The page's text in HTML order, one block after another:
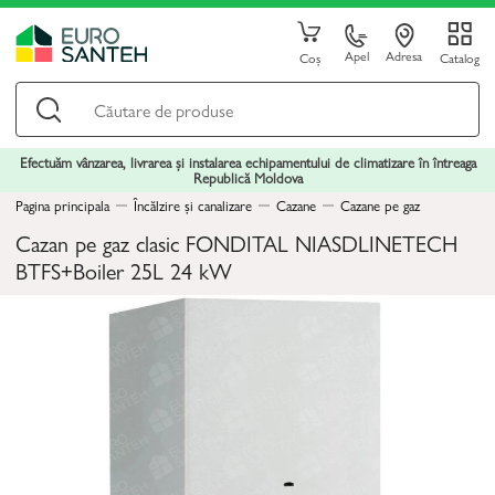
Coș Apel Adresa Catalog
Efectuăm vânzarea, livrarea și instalarea echipamentului de climatizare în întreaga
Republică Moldova
Pagina principala
Încălzire și canalizare Cazane Cazane pe gaz
Cazan pe gaz clasic FONDITAL NIASDLINETECH
BTFS+Boiler 25L 24 kW